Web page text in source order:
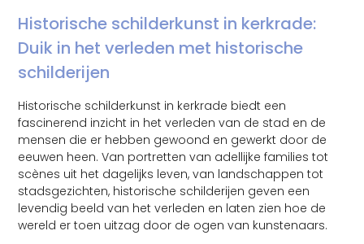
Historische schilderkunst in kerkrade:
Duik in het verleden met historische
schilderijen
Historische schilderkunst in kerkrade biedt een
fascinerend inzicht in het verleden van de stad en de
mensen die er hebben gewoond en gewerkt door de
eeuwen heen. Van portretten van adellijke families tot
scènes uit het dagelijks leven, van landschappen tot
stadsgezichten, historische schilderijen geven een
levendig beeld van het verleden en laten zien hoe de
wereld er toen uitzag door de ogen van kunstenaars.